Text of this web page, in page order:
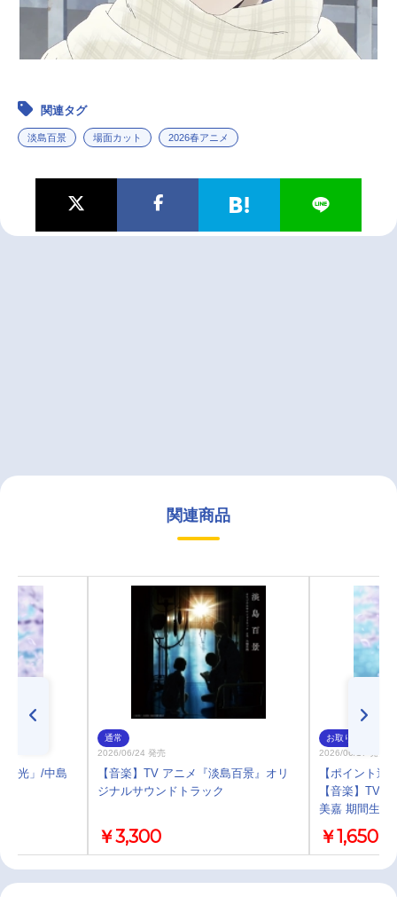
関連タグ
淡島百景 場面カット 2026春アニメ
関連商品
「光」/中島
通常
2026/06/24 発売
【音楽】TV アニメ『淡島百景』オリ
ジナルサウンドトラック
￥3,300
お取り寄せ
2026/06/17 発売
【ポイント還
【音楽】TV
美嘉 期間生産
￥1,650